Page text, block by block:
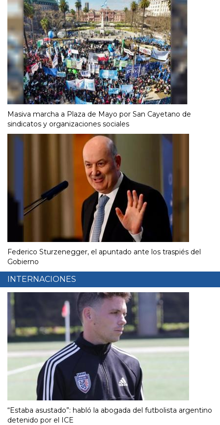
Masiva marcha a Plaza de Mayo por San Cayetano de
sindicatos y organizaciones sociales
Federico Sturzenegger, el apuntado ante los traspiés del
Gobierno
INTERNACIONES
“Estaba asustado”: habló la abogada del futbolista argentino
detenido por el ICE